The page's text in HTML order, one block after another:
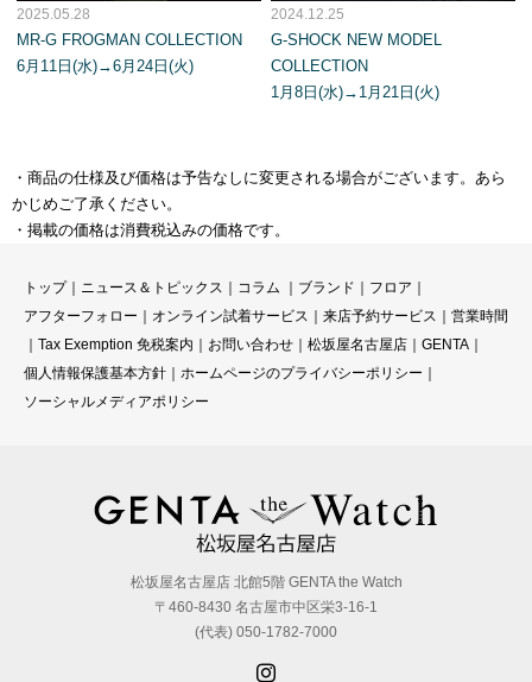
2025.05.28
MR-G FROGMAN COLLECTION
6月11日(水)→6月24日(火)
2024.12.25
G-SHOCK NEW MODEL
COLLECTION
1月8日(水)→1月21日(火)
・商品の仕様及び価格は予告なしに変更される場合がございます。あら
かじめご了承ください。
・掲載の価格は消費税込みの価格です。
トップ｜ ニュース＆トピックス コラム ｜ ブランド フロア
アフターフォロー
オンライン試着サービス 来店予約サービス
営業時間
Tax Exemption 免税案内 お問い合わせ 松坂屋名古屋店 GENTA
個人情報保護基本方針
ホームページのプライバシーポリシー
ソーシャルメディアポリシー
松坂屋名古屋店 北館5階 GENTA the Watch
〒460-8430 名古屋市中区栄3-16-1
(代表) 050-1782-7000